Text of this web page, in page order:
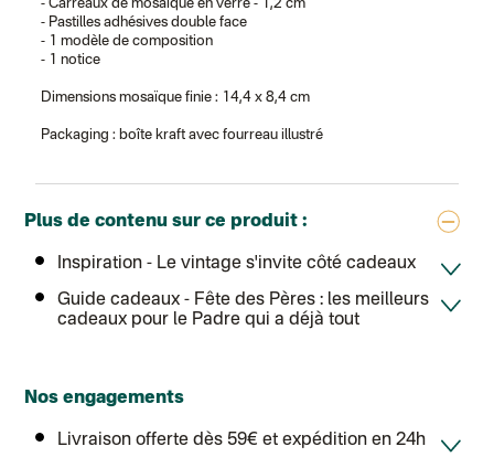
Lettre suivie (expédition Atelier Aismée)
DPD colis suivi (expédition Bounce)
DPD colis suivi (expédition La Boîte Concept)
Colis suivi (expédition Loia)
Colissimo suivi (expédition Connoisseur)
Colissimo suivi (expédition April Eleven)
Chronopost International
Chronopost - Livraison express à domicile
: Colis livré en 1 à 3
Lettre suivie (expédition Atelier Aismée)
Suisse
Lettre prioritaire
DPD colis suivi (expédition Bounce)
- Carreaux de mosaïque en verre - 1,2 cm
- Pastilles adhésives double face
- 1 modèle de composition
- 1 notice
Dimensions mosaïque finie : 14,4 x 8,4 cm
Packaging : boîte kraft avec fourreau illustré
Plus de contenu sur ce produit :
Inspiration - Le vintage s'invite côté cadeaux
Guide cadeaux - Fête des Pères : les meilleurs
cadeaux pour le Padre qui a déjà tout
Nos engagements
Livraison offerte dès 59€ et expédition en 24h